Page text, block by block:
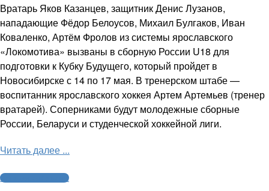
Вратарь Яков Казанцев, защитник Денис Лузанов,
нападающие Фёдор Белоусов, Михаил Булгаков, Иван
Коваленко, Артём Фролов из системы ярославского
«Локомотива» вызваны в сборную России U18 для
подготовки к Кубку Будущего, который пройдет в
Новосибирске с 14 по 17 мая. В тренерском штабе —
воспитанник ярославского хоккея Артем Артемьев (тренер
вратарей). Соперниками будут молодежные сборные
России, Беларуси и студенческой хоккейной лиги.
Читать далее ...
Молодежный хоккей